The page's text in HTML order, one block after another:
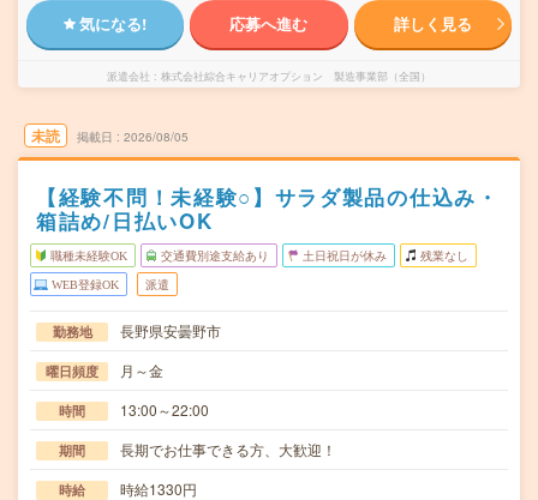
気になる! 応募へ進む 詳しく見る
派遣会社 株式会社綜合キャリアオプション 製造事業部（全国）
未読 掲載日 2026/08/05
【経験不問！未経験○】サラダ製品の仕込み・
箱詰め/日払いOK
職種未経験OK 交通費別途支給あり 土日祝日が休み 残業なし
WEB登録OK 派遣
勤務地 長野県安曇野市
曜日頻度 月～金
時間 13:00～22:00
期間 長期でお仕事できる方、大歓迎！
時給 時給1330円